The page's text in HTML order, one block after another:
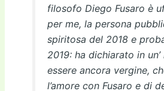
filosofo Diego Fusaro è
per me, la persona
spiritosa del 2018 e
2019: ha dichiarato in
essere ancora vergine,
l’amore con Fusaro e di